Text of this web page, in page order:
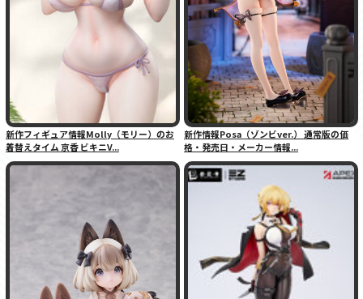
新作フィギュア情報Molly（モリー）のお
着替えタイム 京香 ビキニV...
新作情報Posa（ゾンビver.） 通常版の価
格・発売日・メーカー情報...